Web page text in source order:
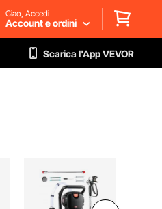
Ciao, Accedi
Account e ordini
Scarica l'App VEVOR